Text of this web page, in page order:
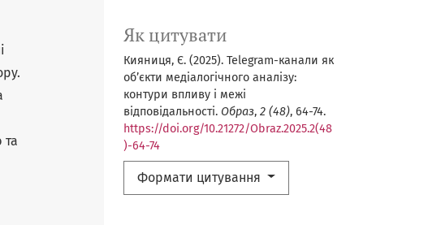
Як цитувати
Кияниця, Є. (2025). Telegram-канали як
об’єкти медіалогічного аналізу:
контури впливу і межі
відповідальності. Образ, 2 (48), 64-74.
https://doi.org/10.21272/Obraz.2025.2(48
)-64-74
Формати цитування
та